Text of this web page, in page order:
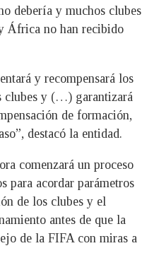
debería y muchos clubes
África no han recibido
y recompensará los
clubes y (…) garantizará
de formación,
destacó la entidad.
comenzará un proceso
para acordar parámetros
de los clubes y el
antes de que la
de la FIFA con miras a